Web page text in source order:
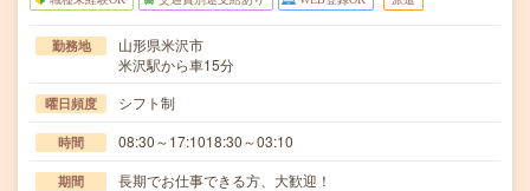
勤務地
山形県米沢市
米沢駅から車15分
曜日頻度 シフト制
時間 08:30～17:1018:30～03:10
期間 長期でお仕事できる方、大歓迎！